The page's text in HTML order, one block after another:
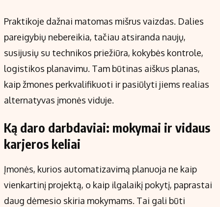
Praktikoje dažnai matomas mišrus vaizdas. Dalies
pareigybių nebereikia, tačiau atsiranda naujų,
susijusių su technikos priežiūra, kokybės kontrole,
logistikos planavimu. Tam būtinas aiškus planas,
kaip žmones perkvalifikuoti ir pasiūlyti jiems realias
alternatyvas įmonės viduje.
Ką daro darbdaviai: mokymai ir vidaus
karjeros keliai
Įmonės, kurios automatizavimą planuoja ne kaip
vienkartinį projektą, o kaip ilgalaikį pokytį, paprastai
daug dėmesio skiria mokymams. Tai gali būti